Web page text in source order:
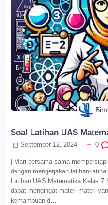
Soal Latihan UAS
September 12, 2024 0
| Mari bersama-sama
dengan mengerjakan latihan-
Latihan UAS Matematika Kelas 7
dapat mengingat materi-materi
kemampuan d…